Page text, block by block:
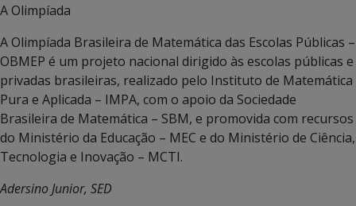
A Olimpíada
A Olimpíada Brasileira de Matemática das Escolas Públicas –
OBMEP é um projeto nacional dirigido às escolas públicas e
privadas brasileiras, realizado pelo Instituto de Matemática
Pura e Aplicada – IMPA, com o apoio da Sociedade
Brasileira de Matemática – SBM, e promovida com recursos
do Ministério da Educação – MEC e do Ministério de Ciência,
Tecnologia e Inovação – MCTI.
Adersino Junior, SED